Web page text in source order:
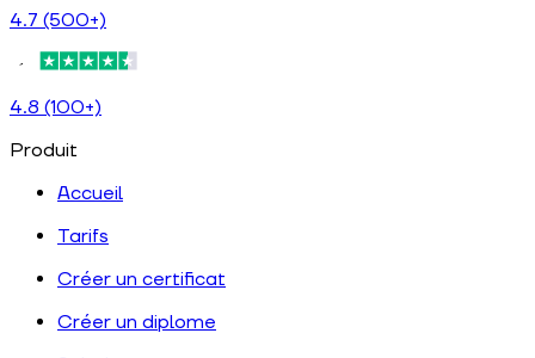
4.7 (500+)
4.8 (100+)
Produit
Accueil
Tarifs
Créer un certificat
Créer un diplome